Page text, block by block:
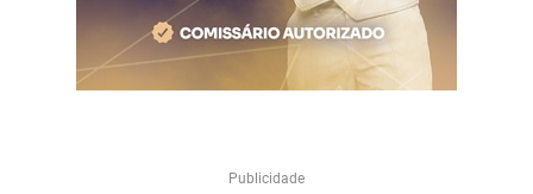
Publicidade